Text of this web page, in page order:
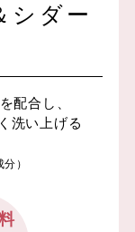
シダー
配合し、
洗い上げる
）